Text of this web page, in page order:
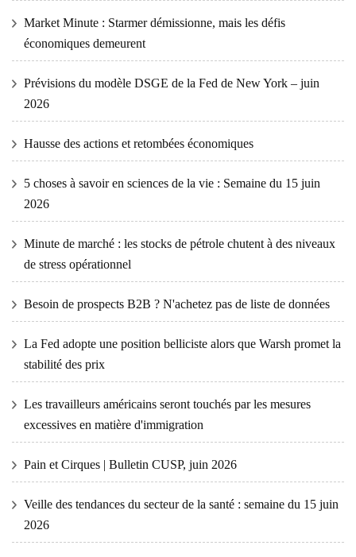
Market Minute : Starmer démissionne, mais les défis
économiques demeurent
Prévisions du modèle DSGE de la Fed de New York – juin
2026
Hausse des actions et retombées économiques
5 choses à savoir en sciences de la vie : Semaine du 15 juin
2026
Minute de marché : les stocks de pétrole chutent à des niveaux
de stress opérationnel
Besoin de prospects B2B ? N'achetez pas de liste de données
La Fed adopte une position belliciste alors que Warsh promet la
stabilité des prix
Les travailleurs américains seront touchés par les mesures
excessives en matière d'immigration
Pain et Cirques | Bulletin CUSP, juin 2026
Veille des tendances du secteur de la santé : semaine du 15 juin
2026